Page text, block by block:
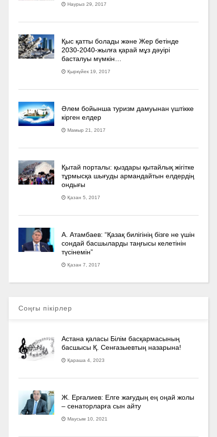
Наурыз 29, 2017
Қыс қатты болады және Жер бетінде
2030-2040­-жылға қарай мұз дәуірі
басталуы мүмкін…
Қыркүйек 19, 2017
Әлем бойынша туризм дамуынан үштікке
кірген елдер
Мамыр 21, 2017
Қытай порталы: қыздары қытайлық жігітке
тұрмысқа шығуды армандайтын елдердің
ондығы
Қазан 5, 2017
А. Атамбаев: “Қазақ билігінің бізге не үшін
сондай басшыларды таңғысы келетінін
түсінемін”
Қазан 7, 2017
Соңғы пікірлер
Астана қаласы Білім басқармасының
басшысы Қ. Сенғазыевтың назарына!
Қараша 4, 2023
Ж. Ерғалиев: Елге жағудың ең оңай жолы
– сенаторларға сын айту
Маусым 10, 2021